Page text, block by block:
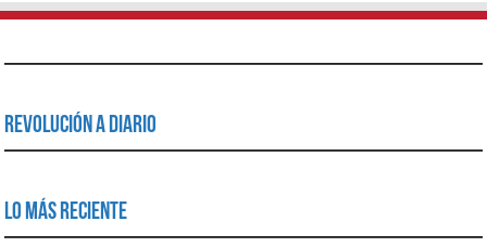
Revolución a Diario
Lo Más Reciente